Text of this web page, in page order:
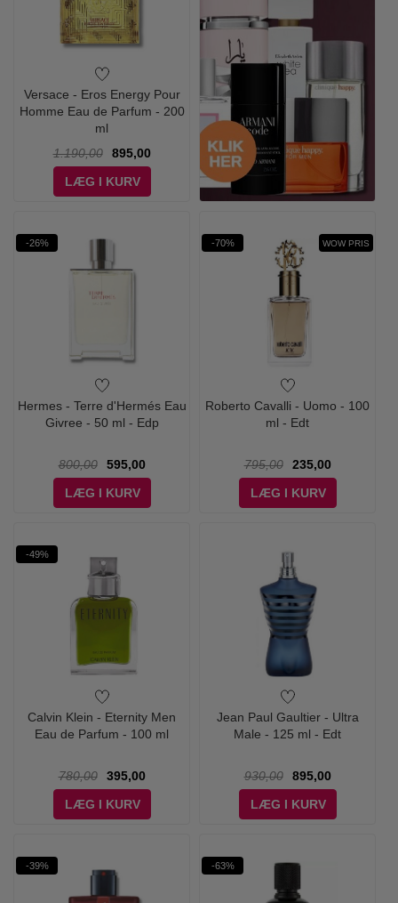
Versace - Eros Energy Pour
Homme Eau de Parfum - 200
ml
1.190,00
895,00
LÆG I KURV
-26%
Hermes - Terre d'Hermés Eau
Givree - 50 ml - Edp
800,00
595,00
LÆG I KURV
-70% WOW PRIS
Roberto Cavalli - Uomo - 100
ml - Edt
795,00
235,00
LÆG I KURV
-49%
Calvin Klein - Eternity Men
Eau de Parfum - 100 ml
780,00
395,00
LÆG I KURV
Jean Paul Gaultier - Ultra
Male - 125 ml - Edt
930,00
895,00
LÆG I KURV
-39% -63%